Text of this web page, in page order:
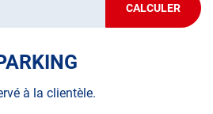
CALCULER
JUSQU'AU
POINT
à la clientèle.